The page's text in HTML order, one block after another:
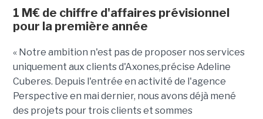
1 M€ de chiffre d'affaires prévisionnel
pour la première année
« Notre ambition n'est pas de proposer nos services
uniquement aux clients d'Axones,précise Adeline
Cuberes. Depuis l'entrée en activité de l'agence
Perspective en mai dernier, nous avons déjà mené
des projets pour trois clients et sommes